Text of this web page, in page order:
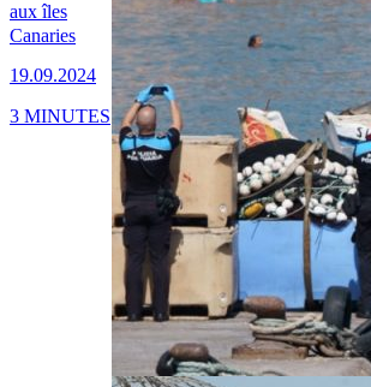
aux îles
Canaries
19.09.2024
3 MINUTES